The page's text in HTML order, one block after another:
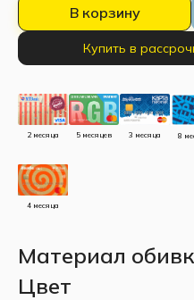
В корзину
Купить в
2 месяца 5 месяцев 3 месяца 8
4 месяца
Материал
Цвет